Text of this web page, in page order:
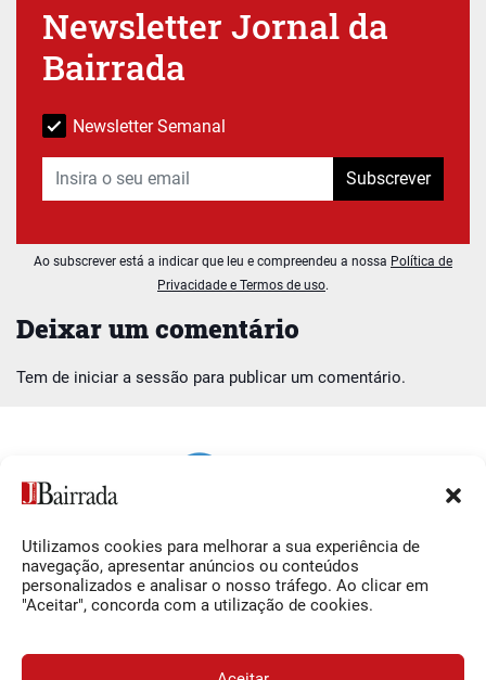
Utilizamos cookies para melhorar a sua experiência de
navegação, apresentar anúncios ou conteúdos
personalizados e analisar o nosso tráfego. Ao clicar em
"Aceitar", concorda com a utilização de cookies.
Deixar um comentário
Tem de iniciar a sessão para publicar um comentário.
Newsletter Jornal da
Bairrada
Newsletter Semanal
Subscrever
Ao subscrever está a indicar que leu e compreendeu a nossa Política de
Privacidade e Termos de uso.
Siga-nos
Facebook
O Jornal da Bairrada
Contactos